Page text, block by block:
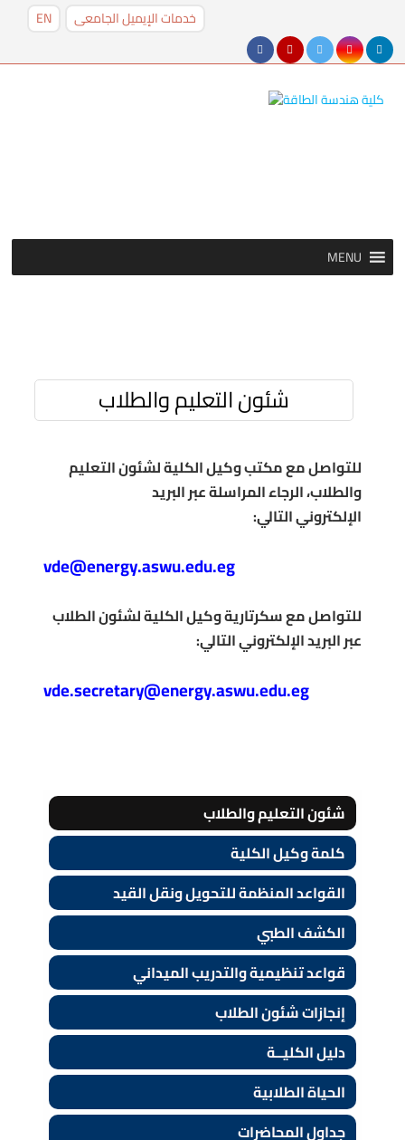
EN خدمات الإيميل الجامعى
MENU
شئون التعليم والطلاب
للتواصل مع مكتب وكيل الكلية لشئون التعليم
والطلاب، الرجاء المراسلة عبر البريد
الإلكترونيالتالي:
vde@energy.aswu.edu.eg
للتواصل مع سكرتارية وكيل الكلية لشئون الطلاب
عبر البريد الإلكتروني التالي:
شئون التعليم والطلاب
كلمة وكيل الكلية
القواعد المنظمة للتحويل ونقل القيد
الكشف الطبي
قواعد تنظيمية والتدريب الميداني
إنجازات شئون الطلاب
دليل الكليــة
الحياة الطلابية
جداول المحاضرات